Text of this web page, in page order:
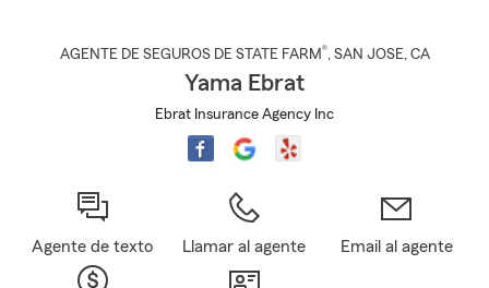
AGENTE DE SEGUROS DE STATE FARM®, SAN JOSE, CA
Yama Ebrat
Ebrat Insurance Agency Inc
Agente de texto Llamar al agente Email al agente